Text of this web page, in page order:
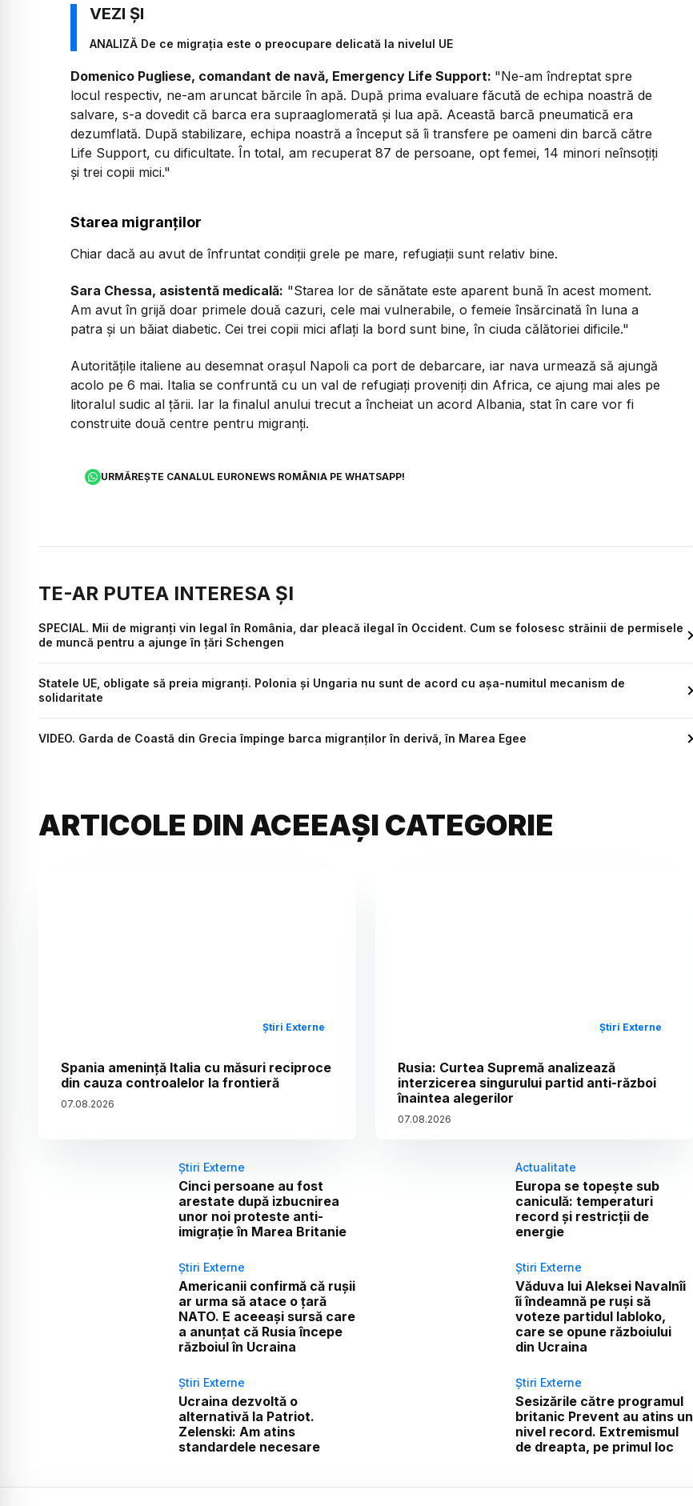
ANALIZĂ De ce migrația este o preocupare delicată la nivelul UE
Domenico Pugliese, comandant de navă, Emergency Life Support: "Ne-am îndreptat spre
locul respectiv, ne-am aruncat bărcile în apă. După prima evaluare făcută de echipa noastră de
salvare, s-a dovedit că barca era supraaglomerată și lua apă. Această barcă pneumatică era
dezumflată. După stabilizare, echipa noastră a început să îi transfere pe oameni din barcă către
Life Support, cu dificultate. În total, am recuperat 87 de persoane, opt femei, 14 minori neînsoțiți
și trei copii mici."
Starea migranților
Chiar dacă au avut de înfruntat condiții grele pe mare, refugiații sunt relativ bine.
Sara Chessa, asistentă medicală: "Starea lor de sănătate este aparent bună în acest moment.
Am avut în grijă doar primele două cazuri, cele mai vulnerabile, o femeie însărcinată în luna a
patra și un băiat diabetic. Cei trei copii mici aflați la bord sunt bine, în ciuda călătoriei dificile."
Autoritățile italiene au desemnat orașul Napoli ca port de debarcare, iar nava urmează să ajungă
acolo pe 6 mai. Italia se confruntă cu un val de refugiați proveniți din Africa, ce ajung mai ales pe
litoralul sudic al țării. Iar la finalul anului trecut a încheiat un acord Albania, stat în care vor fi
construite două centre pentru migranți.
URMĂREȘTE CANALUL EURONEWS ROMÂNIA PE WHATSAPP!
TE-AR PUTEA INTERESA ȘI
SPECIAL. Mii de migranți vin legal în România, dar pleacă ilegal în Occident. Cum se folosesc străinii de permisele
de muncă pentru a ajunge în țări Schengen
Statele UE, obligate să preia migranți. Polonia și Ungaria nu sunt de acord cu așa-numitul mecanism de
solidaritate
VIDEO. Garda de Coastă din Grecia împinge barca migranților în derivă, în Marea Egee
ARTICOLE DIN ACEEAȘI CATEGORIE
Știri Externe
Spania amenință Italia cu măsuri reciproce
din cauza controalelor la frontieră
07.08.2026
Știri Externe
Rusia: Curtea Supremă analizează
interzicerea singurului partid anti-război
înaintea alegerilor
07.08.2026
Știri Externe
Cinci persoane au fost
arestate după izbucnirea
unor noi proteste anti-
imigrație în Marea Britanie
Actualitate
Europa se topește sub
caniculă: temperaturi
record și restricții de
energie
Știri Externe
Americanii confirmă că rușii
ar urma să atace o țară
NATO. E aceeași sursă care
a anunțat că Rusia începe
războiul în Ucraina
Știri Externe
Văduva lui Aleksei Navalnîi
îi îndeamnă pe ruși să
voteze partidul Iabloko,
care se opune războiului
din Ucraina
Știri Externe
Ucraina dezvoltă o
alternativă la Patriot.
Zelenski: Am atins
standardele necesare
Știri Externe
Sesizările către programul
britanic Prevent au atins un
nivel record. Extremismul
de dreapta, pe primul loc